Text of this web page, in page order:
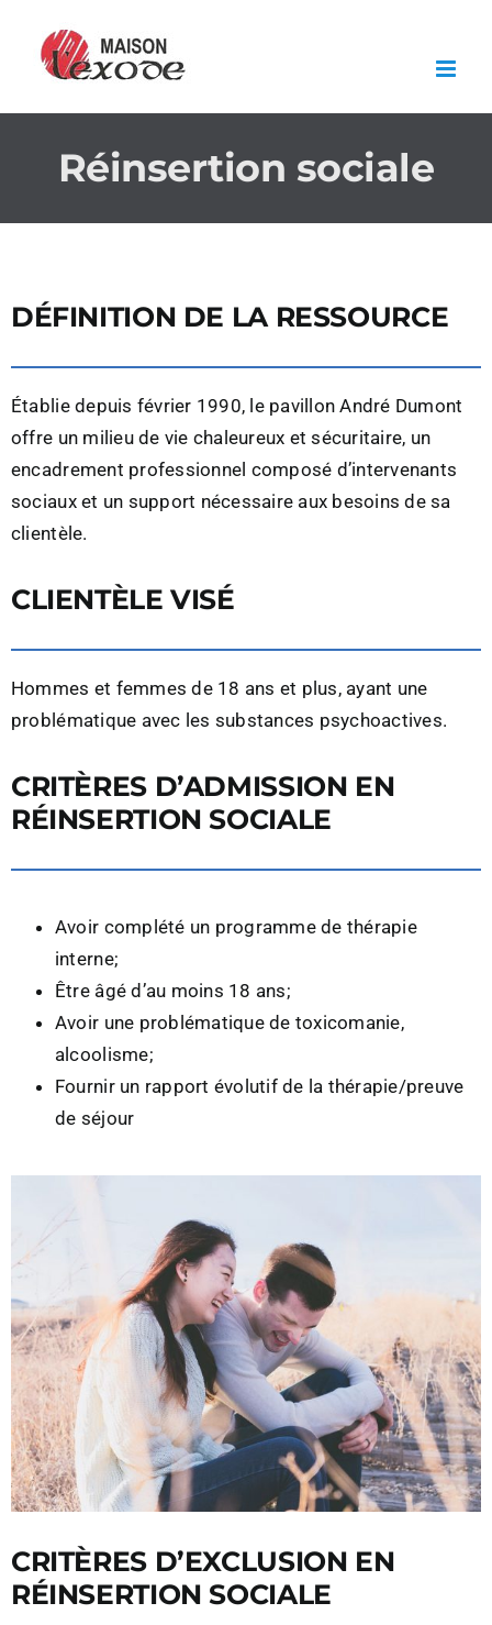
content
Réinsertion sociale
DÉFINITION DE LA RESSOURCE
Établie depuis février 1990, le pavillon André Dumont
offre un milieu de vie chaleureux et sécuritaire, un
encadrement professionnel composé d’intervenants
sociaux et un support nécessaire aux besoins de sa
clientèle.
CLIENTÈLE VISÉ
Hommes et femmes de 18 ans et plus, ayant une
problématique avec les substances psychoactives.
CRITÈRES D’ADMISSION EN
RÉINSERTION SOCIALE
Avoir complété un programme de thérapie
interne;
Être âgé d’au moins 18 ans;
Avoir une problématique de toxicomanie,
alcoolisme;
Fournir un rapport évolutif de la thérapie/preuve
de séjour
CRITÈRES D’EXCLUSION EN
RÉINSERTION SOCIALE